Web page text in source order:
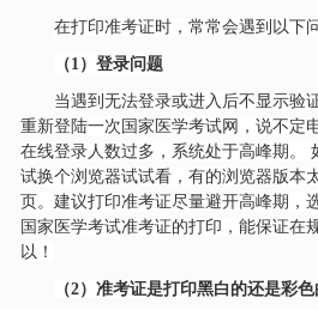
在打印准考证时，常常会遇到以下
（1）登录问题
当遇到无法登录或进入后不显示验
重新登陆一次国家医学考试网，说不定
在线登录人数过多，系统处于高峰期。
试换个浏览器试试看，有的浏览器版本
页。建议打印准考证尽量避开高峰期，
国家医学考试准考证的打印，能保证在
以！
（2）准考证是打印黑白的还是彩色